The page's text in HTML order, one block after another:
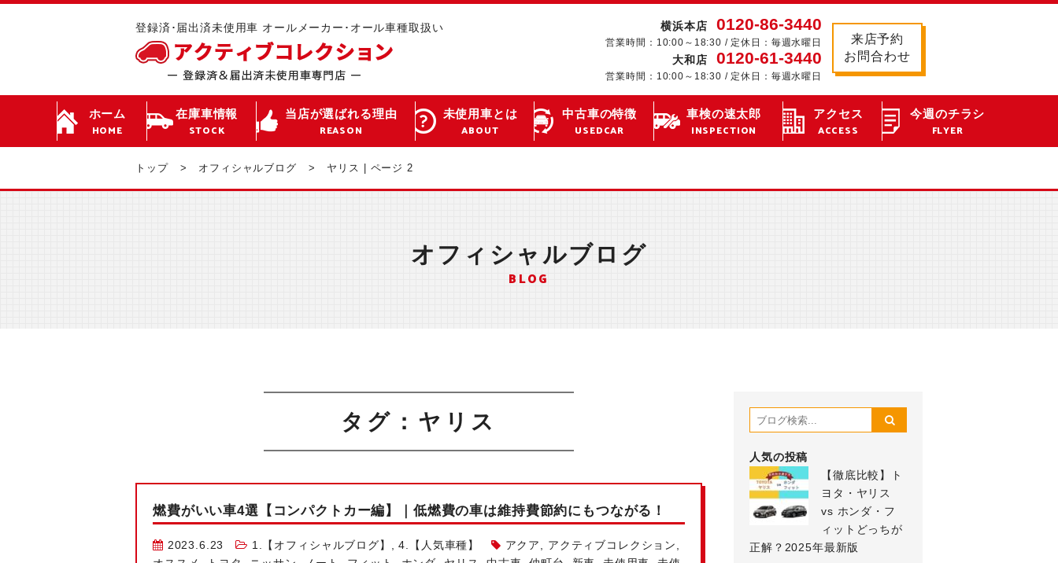
登録済･届出済未使用車 オールメーカー･オール車種取扱い 横浜本店 0120-86-3440
営業時間：10:00～18:30 / 定休日：毎週水曜日
大和店 0120-61-3440
営業時間：10:00～18:30 / 定休日：毎週水曜日
来店予約
お問合わせ
ホーム
HOME
在庫車情報
STOCK
当店が選ばれる理由
REASON
未使用車とは
ABOUT
中古車の特徴
USEDCAR
車検の速太郎
INSPECTION
アクセス
ACCESS
今週のチラシ
FLYER
トップ オフィシャルブログ ヤリス | ページ 2
オフィシャルブログ
BLOG
タグ：ヤリス
燃費がいい車4選【コンパクトカー編】｜低燃費の車は維持費節約にもつながる！
2023.6.23 1.【オフィシャルブログ】 ,4.【人気車種】 アクア, アクティブコレクション,
人気の投稿
【徹底比較】ト
ヨタ・ヤリス
vs ホンダ・フ
ィットどっちが
正解？2025年最新版